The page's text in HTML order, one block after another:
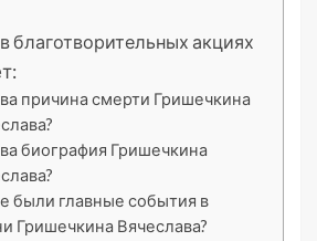
благотворительных акциях
причина смерти Гришечкина
биография Гришечкина
были главные события в
Гришечкина Вячеслава?